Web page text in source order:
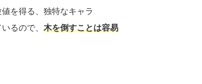
を得る、独特なキャラ
るので、 木を倒すことは容易